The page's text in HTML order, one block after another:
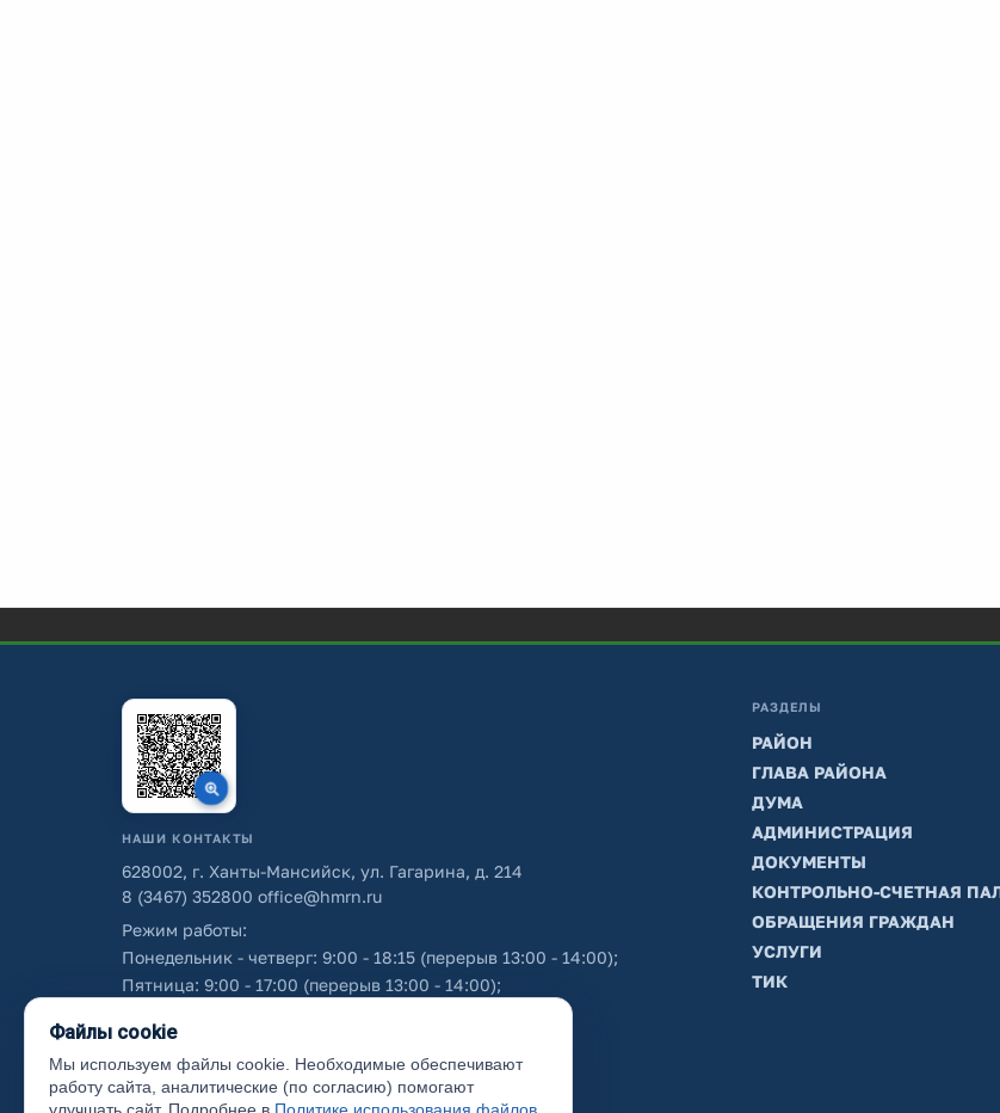
НАШИ КОНТАКТЫ
628002, г. Ханты-Мансийск, ул. Гагарина, д. 214
8 (3467) 352800 office@hmrn.ru
Режим работы:
Понедельник - четверг: 9:00 - 18:15 (перерыв 13:00 - 14:00);
Пятница: 9:00 - 17:00 (перерыв 13:00 - 14:00);
Об использовании персональных данных
РАЗДЕЛЫ
РАЙОН
ГЛАВА РАЙОНА
ДУМА
АДМИНИСТРАЦИЯ
ДОКУМЕНТЫ
КОНТРОЛЬНО-СЧЕТНАЯ
ОБРАЩЕНИЯ ГРАЖДАН
УСЛУГИ
ТИК
Файлы cookie
Мы используем файлы cookie. Необходимые обеспечивают
работу сайта, аналитические (по согласию) помогают